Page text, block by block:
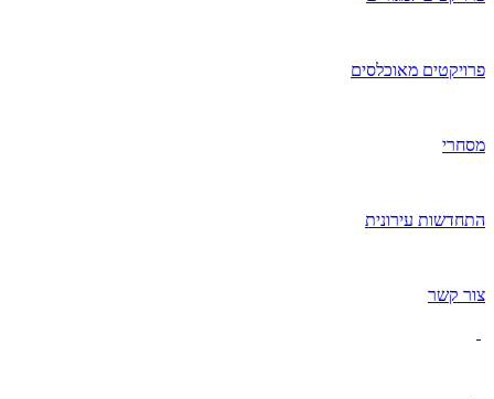
פרויקטים מאוכלסים
מסחרי
התחדשות עירונית
צור קשר